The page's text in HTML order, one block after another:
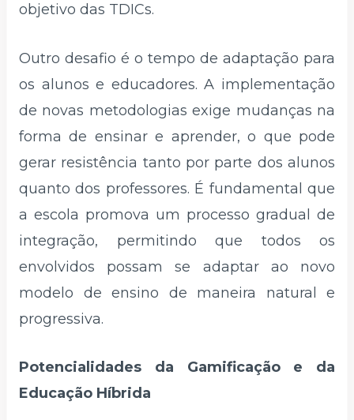
objetivo das TDICs.
Outro desafio é o tempo de adaptação para
os alunos e educadores. A implementação
de novas metodologias exige mudanças na
forma de ensinar e aprender, o que pode
gerar resistência tanto por parte dos alunos
quanto dos professores. É fundamental que
a escola promova um processo gradual de
integração, permitindo que todos os
envolvidos possam se adaptar ao novo
modelo de ensino de maneira natural e
progressiva.
Potencialidades da Gamificação e da
Educação Híbrida